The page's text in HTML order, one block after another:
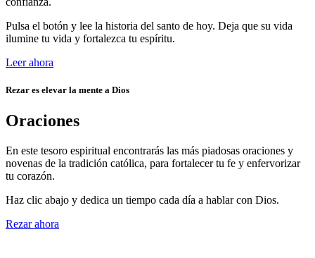
Pulsa el botón y lee la historia del santo de hoy. Deja que su vida
ilumine tu vida y fortalezca tu espíritu.
Leer ahora
Rezar es elevar la mente a Dios
Oraciones
En este tesoro espiritual encontrarás las más piadosas oraciones y
novenas de la tradición católica, para fortalecer tu fe y enfervorizar
tu corazón.
Haz clic abajo y dedica un tiempo cada día a hablar con Dios.
Rezar ahora